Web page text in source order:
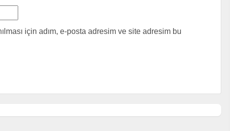
için adım, e-posta adresim ve site adresim bu